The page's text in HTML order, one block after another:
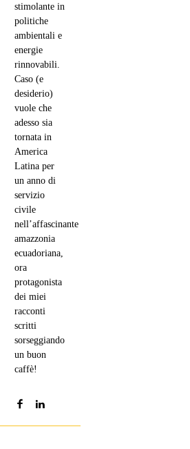
stimolante in
politiche
ambientali e
energie
rinnovabili.
Caso (e
desiderio)
vuole che
adesso sia
tornata in
America
Latina per
un anno di
servizio
civile
nell’affascinante
amazzonia
ecuadoriana,
ora
protagonista
dei miei
racconti
scritti
sorseggiando
un buon
caffè!